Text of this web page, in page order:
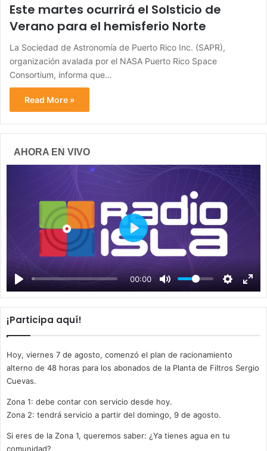
Este martes ocurrirá el Solsticio de
Verano para el hemisferio Norte
La Sociedad de Astronomía de Puerto Rico Inc. (SAPR),
organización avalada por el NASA Puerto Rico Space
Consortium, informa que…
Read More »
AHORA EN VIVO
00:00
P
a
y
¡Participa aquí!
Hoy, viernes 7 de agosto, comenzó el plan de racionamiento
alterno de 48 horas para los abonados de la Planta de Filtros Sergio
Cuevas.
Zona 1: debe contar con servicio desde hoy.
Zona 2: tendrá servicio a partir del domingo, 9 de agosto.
Si eres de la Zona 1, queremos saber: ¿Ya tienes agua en tu
comunidad?